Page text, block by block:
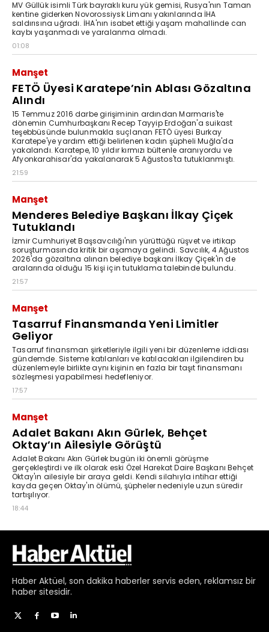
Haber Aktüel, son dakika haberler servis eden, reklamsız bir
haber sitesidir.